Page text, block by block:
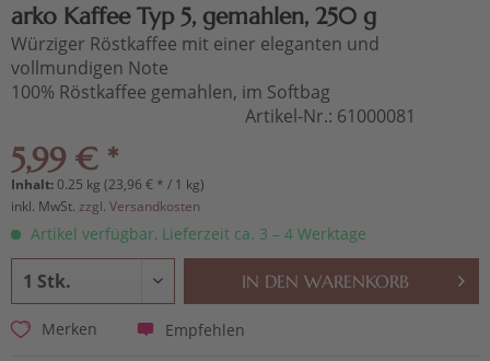
arko Kaffee Typ 5, gemahlen, 250 g
Würziger Röstkaffee mit einer eleganten und
vollmundigen Note
100% Röstkaffee gemahlen, im Softbag
Artikel-Nr.: 61000081
5,99 € *
Inhalt:0.25 kg (23,96 € * / 1 kg)
inkl. MwSt. zzgl. Versandkosten
Artikel verfügbar, Lieferzeit ca. 3 – 4 Werktage
IN DEN WARENKORB
Merken Empfehlen